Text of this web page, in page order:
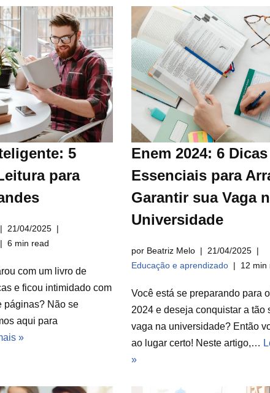
5
para
21/04/2025
6 min read
com um livro de
e ficou intimidado com
páginas? Não se
aqui para
»
Enem 2024: 6 Dicas
Essenciais para
Garantir sua Vaga
Universidade
por Beatriz Melo
21/04/2025
Educação e aprendizado
12 min
Você está se preparando para
2024 e deseja conquistar a tão
vaga na universidade? Então
ao lugar certo! Neste artigo,…
»